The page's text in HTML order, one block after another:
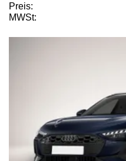
Preis:
MWSt: